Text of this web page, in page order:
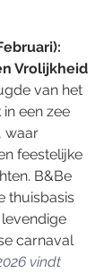
Vrolijkheid
van het
een zee
waar
feestelijke
B&Be
thuisbasis
carnaval
vindt